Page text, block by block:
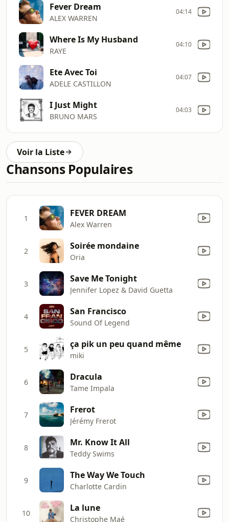
Fever Dream
ALEX WARREN
04:14
Where Is My Husband
RAYE
04:10
Ete Avec Toi
ADELE CASTILLON
04:07
I Just Might
BRUNO MARS
04:03
Voir la Liste
Chansons Populaires
1 FEVER DREAM
Alex Warren
2 Soirée mondaine
Oria
3 Save Me Tonight
Jennifer Lopez & David Guetta
4 San Francisco
Sound Of Legend
5 ça pik un peu quand même
miki
6 Dracula
Tame Impala
7 Frerot
Jérémy Frerot
8 Mr. Know It All
Teddy Swims
9 The Way We Touch
Charlotte Cardin
10 La lune
Christophe Maé